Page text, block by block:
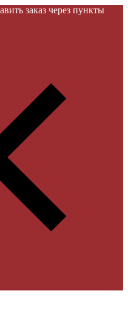
заказ через пункты